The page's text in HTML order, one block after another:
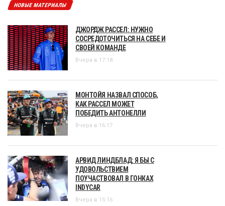
НОВЫЕ МАТЕРИАЛЫ
ДЖОРДЖ РАССЕЛ: НУЖНО
СОСРЕДОТОЧИТЬСЯ НА СЕБЕ И
СВОЕЙ КОМАНДЕ
Вчера в 17:18
МОНТОЙЯ НАЗВАЛ СПОСОБ,
КАК РАССЕЛ МОЖЕТ
ПОБЕДИТЬ АНТОНЕЛЛИ
Вчера в 16:17
АРВИД ЛИНДБЛАД: Я БЫ С
УДОВОЛЬСТВИЕМ
ПОУЧАСТВОВАЛ В ГОНКАХ
INDYCAR
Вчера в 15:16